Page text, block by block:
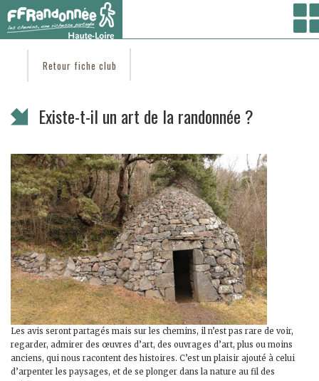
Vous êtes ici :Accueil/ Coté clubs /
/ Existe-
t-il un art de la randonnée ?
Retour fiche club
Existe-t-il un art de la randonnée ?
Les avis seront partagés mais sur les chemins, il n’est pas rare de voir,
regarder, admirer des œuvres d’art, des ouvrages d’art, plus ou moins
anciens, qui nous racontent des histoires. C’est un plaisir ajouté à celui
d’arpenter les paysages, et de se plonger dans la nature au fil des